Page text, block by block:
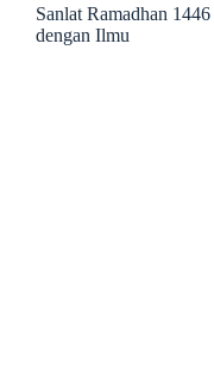
Sanlat Ramadhan
dengan Ilmu